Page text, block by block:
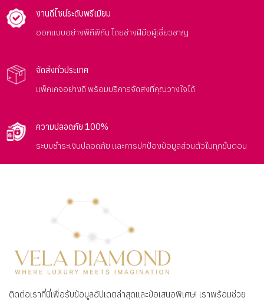
งานดีไซน์ระดับพรีเมียม
ออกแบบอย่างพิถีพิถัน โดยช่างฝีมือผู้เชี่ยวชาญ
จัดส่งทั่วประเทศ
แพ็กเกจอย่างดี พร้อมบริการจัดส่งที่คุณวางใจได้
ความปลอดภัย 100%
ระบบชำระเงินปลอดภัย และการปกป้องข้อมูลส่วนตัวในทุกขั้นตอน
ติดต่อเราที่นี่เพื่อรับข้อมูลอัปเดตล่าสุดและข้อเสนอพิเศษ! เราพร้อมช่วย